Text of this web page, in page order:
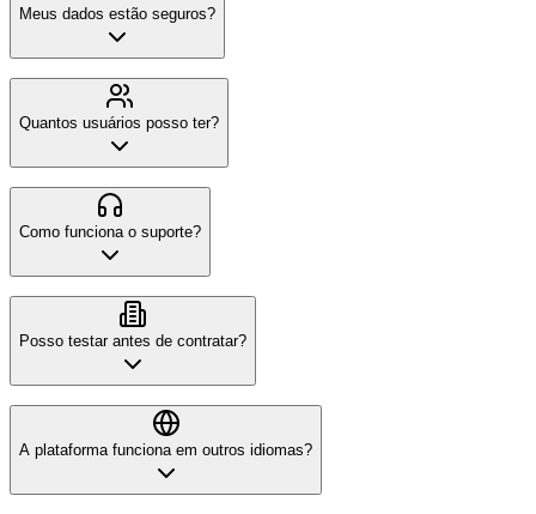
Meus dados estão seguros?
Quantos usuários posso ter?
Como funciona o suporte?
Posso testar antes de contratar?
A plataforma funciona em outros idiomas?